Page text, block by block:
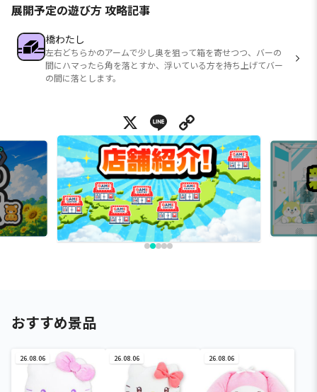
展開予定の遊び方 攻略記事
橋わたし
左右どちらかのアームで少し奥を狙って箱を寄せつつ、バーの
間にハマったら角を落とすか、浮いている方を持ち上げてバー
の間に落とします。
X Line
おすすめ景品
26.08.06 26.08.06 26.08.06